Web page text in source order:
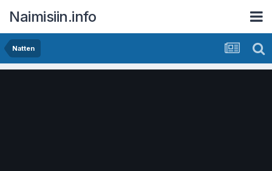
Naimisiin.info
Natten